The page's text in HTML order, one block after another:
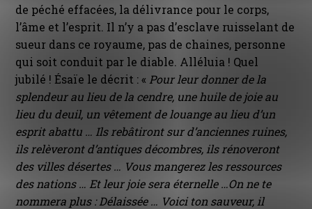
de péché effacées, la délivrance pour le corps,
l’âme et l’esprit. Il n’y a pas d’esclave ruisselant de
sueur dans ce royaume, pas de chaines, personne
qui soit conduit par le diable. Alléluia ! Quel
jubilé ! Ésaïe le décrit : « Pour leur donner de la
splendeur au lieu de la cendre, une huile de joie au
lieu du deuil, un vêtement de louange au lieu d’un
esprit abattu … Ils rebâtiront sur d’anciennes ruines,
ils relèveront d’antiques décombres, ils rénoveront
des villes désertes … Vous mangerez les ressources
des nations … Et leur joie sera éternelle …On ne te
nommera plus : Délaissée … Voici ton sauveur, il